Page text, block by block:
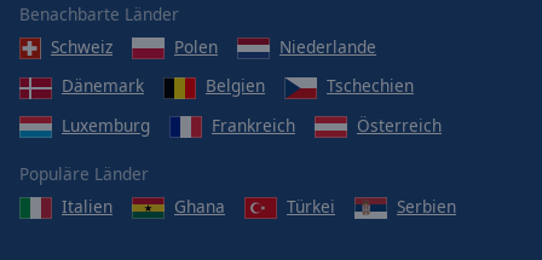
Benachbarte Länder
Schweiz
Polen
Niederlande
Dänemark
Belgien
Tschechien
Luxemburg
Frankreich Österreich
Populäre Länder
Italien
Ghana Türkei Serbien